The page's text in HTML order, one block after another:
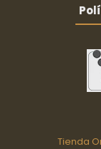
Tienda